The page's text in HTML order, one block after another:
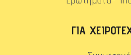
ΓΙΑ